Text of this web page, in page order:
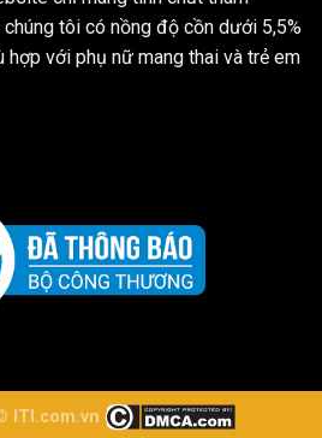
tôi có nồng độ cồn dưới 5,5%
hợp với phụ nữ mang thai và trẻ em
ITI.com.vn